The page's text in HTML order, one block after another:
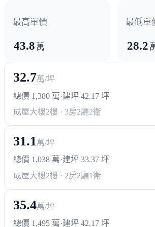
最高單價
43.8 萬
最低單
28.2
32.7萬/坪
總價 1,380 萬·建坪 42.17 坪
成屋大樓2樓 · 3房2廳2衛
31.1萬/坪
總價 1,038 萬·建坪 33.37 坪
成屋大樓2樓 · 2房2廳1衛
35.4萬/坪
總價 1,495 萬·建坪 42.17 坪